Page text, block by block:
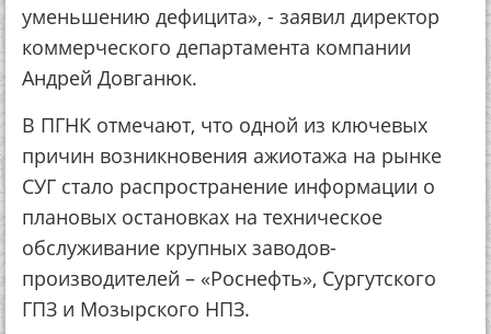
уменьшению дефицита», - заявил директор
коммерческого департамента компании
Андрей Довганюк.
В ПГНК отмечают, что одной из ключевых
причин возникновения ажиотажа на рынке
СУГ стало распространение информации о
плановых остановках на техническое
обслуживание крупных заводов-
производителей – «Роснефть», Сургутского
ГПЗ и Мозырского НПЗ.